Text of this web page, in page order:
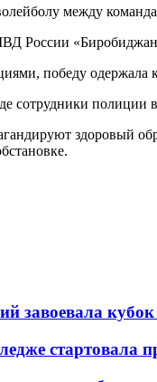
между
России
победу
сотрудники
здоровый
завоевала
стартовала